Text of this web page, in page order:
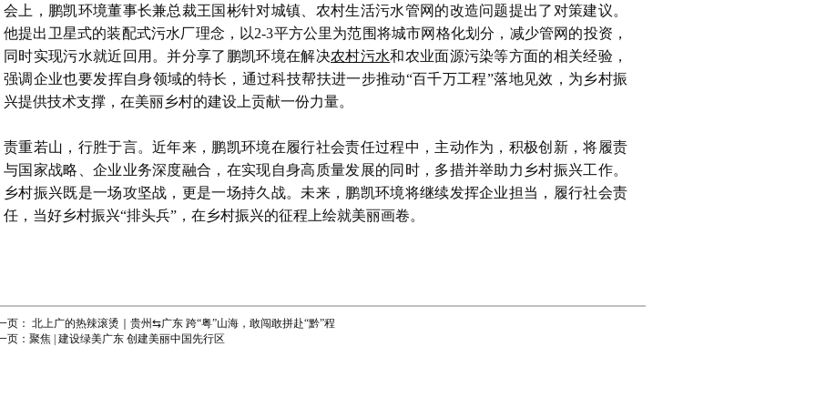
会上，鹏凯环境董事长兼总裁王国彬针对城镇、农村生活污水管网的改造问题提出了对策建议。
他提出卫星式的装配式污水厂理念，以2-3平方公里为范围将城市网格化划分，减少管网的投资，
同时实现污水就近回用。并分享了鹏凯环境在解决农村污水和农业面源污染等方面的相关经验，
强调企业也要发挥自身领域的特长，通过科技帮扶进一步推动“百千万工程”落地见效，为乡村振
兴提供技术支撑，在美丽乡村的建设上贡献一份力量。
责重若山，行胜于言。近年来，鹏凯环境在履行社会责任过程中，主动作为，积极创新，将履责
与国家战略、企业业务深度融合，在实现自身高质量发展的同时，多措并举助力乡村振兴工作。
乡村振兴既是一场攻坚战，更是一场持久战。未来，鹏凯环境将继续发挥企业担当，履行社会责
任，当好乡村振兴“排头兵”，在乡村振兴的征程上绘就美丽画卷。
页： 北上广的热辣滚烫｜贵州⇆广东 跨“粤”山海，敢闯敢拼赴“黔”程
页： 聚焦 | 建设绿美广东 创建美丽中国先行区